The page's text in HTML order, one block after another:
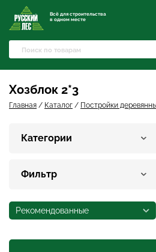
Всё для строительства
в одном месте
Хозблок 2*3
Главная / Каталог / Постройки
Категории
Фильтр
Рекомендованные